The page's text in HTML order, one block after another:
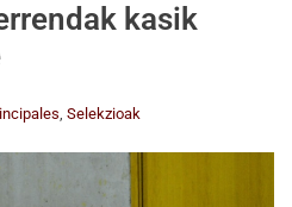
kasik
, Selekzioak